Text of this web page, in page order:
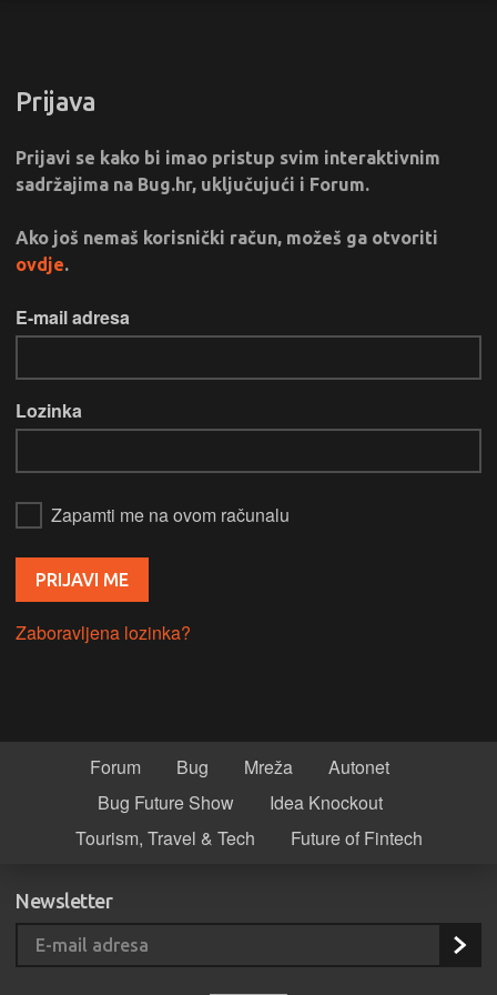
Prijava
Prijavi se kako bi imao pristup svim interaktivnim
sadržajima na Bug.hr, uključujući i Forum.
Ako još nemaš korisnički račun, možeš ga otvoriti
ovdje.
E-mail adresa
Lozinka
Zapamti me na ovom računalu
Zaboravljena lozinka?
Forum Bug Mreža
Autonet
Bug Future Show
Idea Knockout
Tourism, Travel & Tech
Future of Fintech
Newsletter